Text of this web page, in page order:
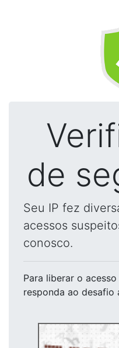
de
Seu IP fez
acessos
conosco.
Para liberar o acesso
responda ao desafio